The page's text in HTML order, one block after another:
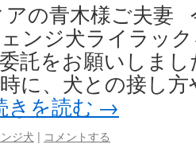
の青木様ご夫妻
ンジ犬ライラッ
託をお願いしま
に、犬との接し
きを読む →
ジ犬 | コメントする